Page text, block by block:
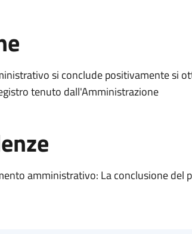
si conclude positivamente si
tenuto dall'Amministrazione
amministrativo: La conclusione del